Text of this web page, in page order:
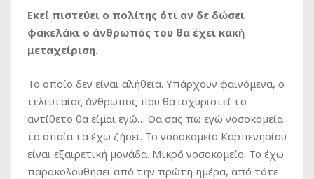
Εκεί πιστεύει ο πολίτης ότι αν δε δώσει
φακελάκι ο άνθρωπός του θα έχει κακή
μεταχείριση.
Το οποίο δεν είναι αλήθεια. Υπάρχουν φαινόμενα, ο
τελευταίος άνθρωπος που θα ισχυριστεί το
αντίθετο θα είμαι εγώ… Θα σας πω εγώ νοσοκομεία
τα οποία τα έχω ζήσει. Το νοσοκομείο Καρπενησίου
είναι εξαιρετική μονάδα. Μικρό νοσοκομείο. Το έχω
παρακολουθήσει από την πρώτη ημέρα, από τότε